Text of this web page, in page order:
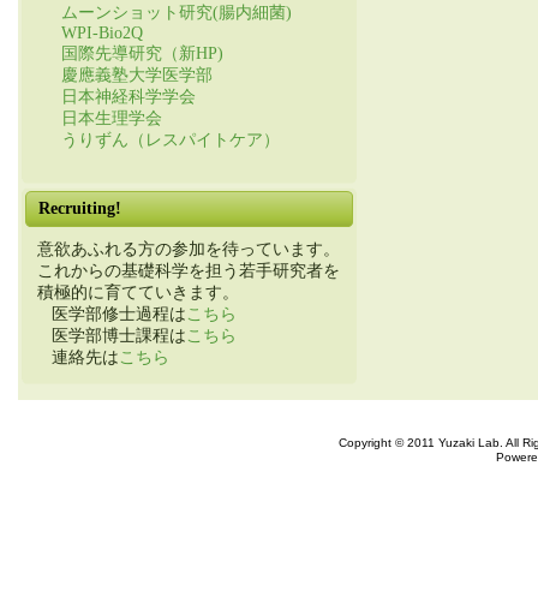
ムーンショット研究(腸内細菌)
WPI-Bio2Q
国際先導研究（新HP)
慶應義塾大学医学部
日本神経科学学会
日本生理学会
うりずん（レスパイトケア）
Recruiting!
意欲あふれる方の参加を待っています。
これからの基礎科学を担う若手研究者を
積極的に育てていきます。
医学部修士過程は こちら
医学部博士課程は こちら
連絡先は こちら
Copyright © 2011 Yuzaki Lab. All